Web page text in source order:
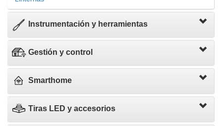
Instrumentación y herramientas
Gestión y control
Smarthome
Tiras LED y accesorios